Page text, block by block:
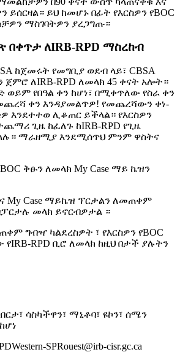
ይሰርዛል። ይህ ከመሆኑ በፊት የእርስዎን የBOC
ማስገባትዎን ያረጋግጡ።
በቀጥታ ለIRB-RPD ማስረከብ
ከጀመሩት የመግቢያ ወደብ ላይ፣ CBSA
ጀምሮ ለIRB-RPD ለመላክ 45 ቀናት አሎት።
ወይም የበዓል ቀን ከሆነ፣ በሚቀጥለው የስራ ቀን
ቀን እንዳያመልጥዎ! የመጨረሻውን ቀነ-
እንደተተወ ሊቆጠር ይችላል። የእርስዎን
ጊዜ ከፈለጉ ከIRB-RPD የጊዜ
ማራዘሚያ እንደሚሰጥህ ምንም ዋስትና
ቅፁን ለመላክ My Case ማይ ኬዝን
My Case ማይኬዝ ፕርታልን ለመጠቀም
መላክ ይኖርብዎታል ።
ግብዣ ካልደረስዎት ፣ የእርስዎን የBOC
RPD ቢሮ ለመላክ ከዚህ በታች ያሉትን
ሳስካችዋን፣ ማኒቶባ፣ ዩኮን፣ ሰሜን
SPRouest@irb-cisr.gc.ca